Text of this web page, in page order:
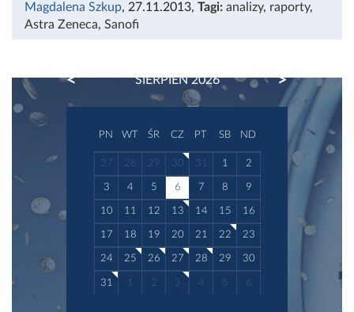
Magdalena Szkup, 27.11.2013, Tagi: analizy, raporty,
Astra Zeneca, Sanofi
SIERPIEŃ 2026
PREVIOUS NEXT
PN WT ŚR CZ PT SB ND
27 28 29 30 31 1 2
3 4 5 6 7 8 9
10 11 12 13 14 15 16
17 18 19 20 21 22 23
24 25 26 27 28 29 30
31 1 2 3 4 5 6